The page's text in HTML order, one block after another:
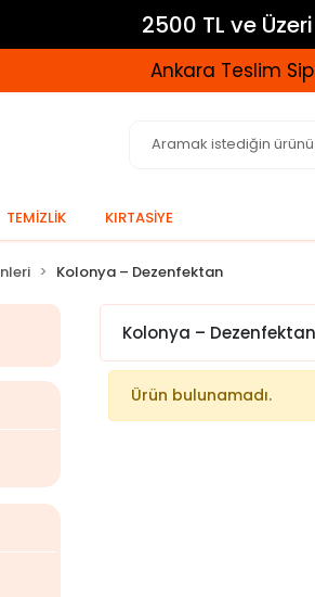
2500 TL ve
Ankara Teslim
TEMİZLİK KIRTASİYE
Kolonya – Dezenfektan
Kolonya – Dezenfektan
Ürün bulunamadı.